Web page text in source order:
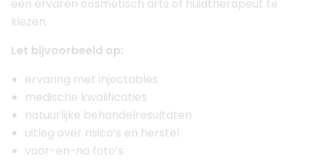
een ervaren cosmetisch arts of huidtherapeut te
kiezen.
Let bijvoorbeeld op:
ervaring met injectables
medische kwalificaties
natuurlijke behandelresultaten
uitleg over risico’s en herstel
voor-en-na foto’s